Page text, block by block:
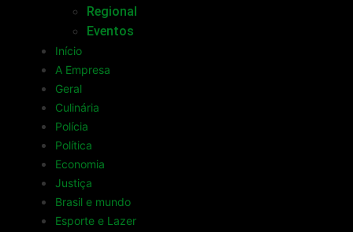
Regional
Eventos
Início
A Empresa
Geral
Culinária
Polícia
Política
Economia
Justiça
Brasil e mundo
Esporte e Lazer